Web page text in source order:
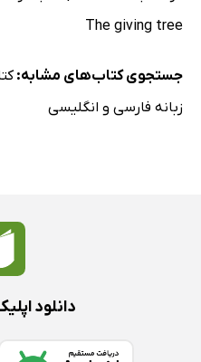
The giving tree
جستجوی کتاب‌های مشابه:
زبانه فارسی و انگلیسی
دانلود